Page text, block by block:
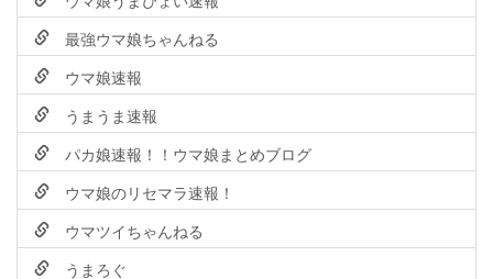
最強ウマ娘ちゃんねる
ウマ娘速報
うまうま速報
パカ娘速報！！ウマ娘まとめブログ
ウマ娘のリセマラ速報！
ウマツイちゃんねる
うまろぐ